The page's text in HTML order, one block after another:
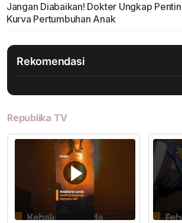
Jangan Diabaikan! Dokter Ungkap
Kurva Pertumbuhan Anak
Rekomendasi
Republika TV